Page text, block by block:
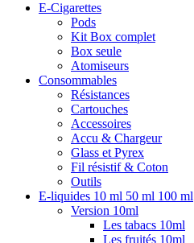
E-Cigarettes
Pods
Kit Box complet
Box seule
Atomiseurs
Consommables
Résistances
Cartouches
Accessoires
Accu & Chargeur
Glass et Pyrex
Fil résistif & Coton
Outils
E-liquides 10 ml 50 ml 100 ml
Version 10ml
Les tabacs 10ml
Les fruités 10ml